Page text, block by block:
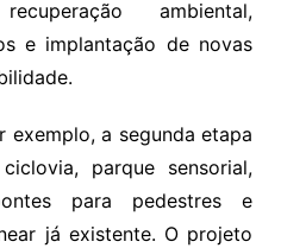
ambiental,
e implantação de novas
exemplo, a segunda etapa
parque sensorial,
para pedestres e
já existente. O projeto